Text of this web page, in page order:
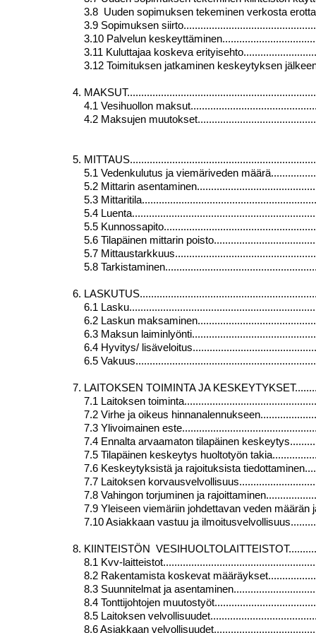
3.8 Uuden sopimuksen tekeminen verkosta
3.9 Sopimuksen
3.10 Palvelun
3.11 Kuluttajaa koskeva
3.12 Toimituksen jatkaminen keskeytyksen
4.
4.1 Vesihuollon
4.2 Maksujen
5.
5.1 Vedenkulutus ja viemäriveden
5.2 Mittarin
5.3
5.4
5.5
5.6 Tilapäinen mittarin
5.7
5.8
6.
6.1
6.2 Laskun
6.3 Maksun
6.4 Hyvitys/
6.5
7. LAITOKSEN TOIMINTA JA
7.1 Laitoksen
7.2 Virhe ja oikeus
7.3 Ylivoimainen
7.4 Ennalta arvaamaton tilapäinen
7.5 Tilapäinen keskeytys huoltotyön
7.6 Keskeytyksistä ja rajoituksista
7.7 Laitoksen
7.8 Vahingon torjuminen ja
7.9 Yleiseen viemäriin johdettavan veden määrän
7.10 Asiakkaan vastuu ja
8. KIINTEISTÖN
8.1 Kvv-
8.2 Rakentamista koskevat
8.3 Suunnitelmat ja
8.4 Tonttijohtojen
8.5 Laitoksen
8.6 Asiakkaan